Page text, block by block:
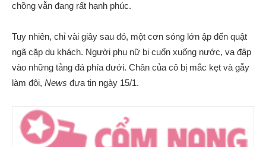
chồng vẫn đang rất hạnh phúc.
Tuy nhiên, chỉ vài giây sau đó, một cơn sóng lớn ập đến quật
ngã cặp du khách. Người phụ nữ bị cuốn xuống nước, va đập
vào những tảng đá phía dưới. Chân của cô bị mắc kẹt và gẫy
làm đôi, News đưa tin ngày 15/1.